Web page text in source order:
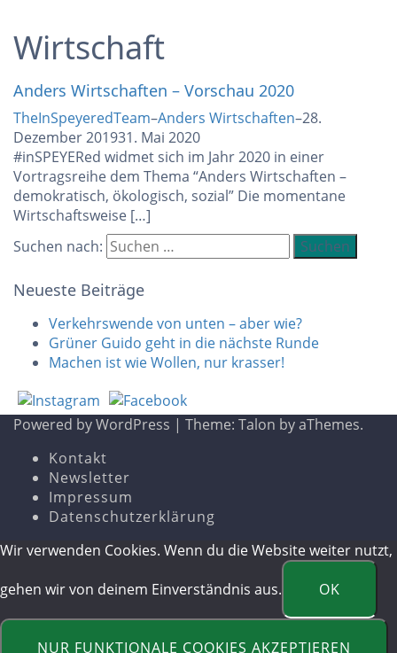
Wirtschaft
Anders Wirtschaften – Vorschau 2020
TheInSpeyeredTeam–Anders Wirtschaften–28.
Dezember 201931. Mai 2020
#inSPEYERed widmet sich im Jahr 2020 in einer
Vortragsreihe dem Thema “Anders Wirtschaften –
demokratisch, ökologisch, sozial” Die momentane
Wirtschaftsweise […]
Suchen nach:
Neueste Beiträge
Verkehrswende von unten – aber wie?
Grüner Guido geht in die nächste Runde
Machen ist wie Wollen, nur krasser!
Powered by WordPress | Theme: Talon by aThemes.
Kontakt
Newsletter
Impressum
Datenschutzerklärung
Wir verwenden Cookies. Wenn du die Website weiter nutzt,
gehen wir von deinem Einverständnis aus.
OK
NUR FUNKTIONALE COOKIES AKZEPTIEREN